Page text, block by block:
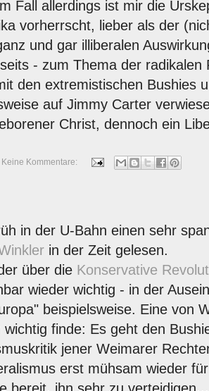
Fall allerdings ist mir die
vorherrscht, lieber als der
und gar illiberalen
- zum Thema der radikalen
den extremistischen Bushies
auf Jimmy Carter
Christ, dennoch ein
Keine Kommentare:
in der U-Bahn einen sehr
in der Zeit gelesen.
über die Konservative
wieder wichtig - in der
beispielsweise. Eine von
wichtig finde: Es geht den
jener Weimarer
erst mühsam wieder
bereit, ihn sehr zu verteidigen...